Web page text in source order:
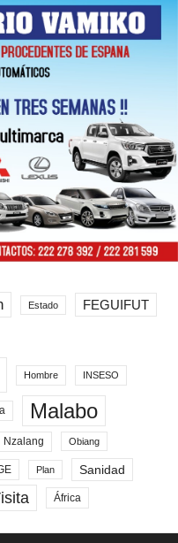
Estado FEGUIFUT
Hombre INSESO
Malabo
Nzalang Obiang
Plan Sanidad
África